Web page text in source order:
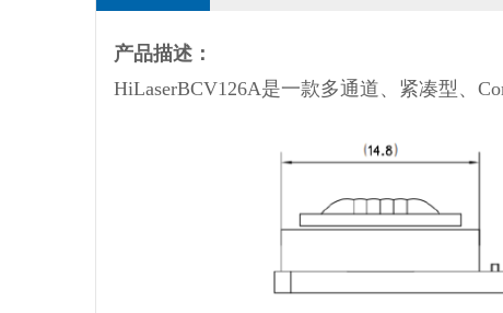
VCSEL垂直腔面激光器
LCOS-SLM（空间光调制器）
光学测量系统
产品描述：
HiLaserBCV126A是一款多通道、紧凑型、